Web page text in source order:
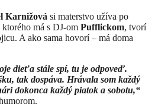
Karnižová si materstvo užíva po
ktorého má s DJ-om Pufflickom, tvorí
A ako sama hovorí – má doma
dieťa stále spí, tu je odpoveď.
tak dospáva. Hrávala som každý
dokonca každý piatok a sobotu,“